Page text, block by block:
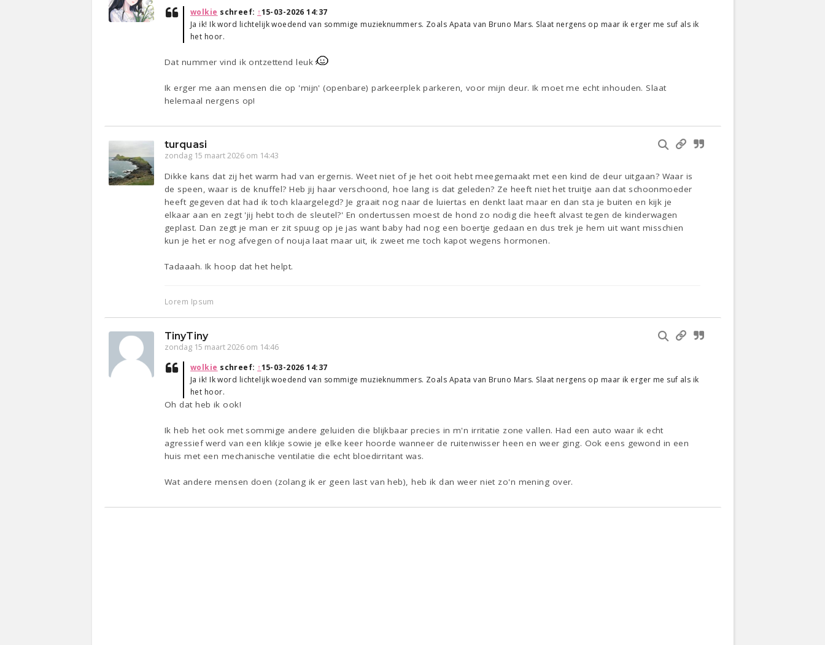
wolkie schreef: ↑15-03-2026 14:37
Ja ik! Ik word lichtelijk woedend van sommige muzieknummers. Zoals Apata van Bruno Mars. Slaat nergens op maar ik erger me suf als ik
het hoor.
Dat nummer vind ik ontzettend leuk
Ik erger me aan mensen die op 'mijn' (openbare) parkeerplek parkeren, voor mijn deur. Ik moet me echt inhouden. Slaat
helemaal nergens op!
turquasi
zondag 15 maart 2026 om 14:43
Dikke kans dat zij het warm had van ergernis. Weet niet of je het ooit hebt meegemaakt met een kind de deur uitgaan? Waar is
de speen, waar is de knuffel? Heb jij haar verschoond, hoe lang is dat geleden? Ze heeft niet het truitje aan dat schoonmoeder
heeft gegeven dat had ik toch klaargelegd? Je graait nog naar de luiertas en denkt laat maar en dan sta je buiten en kijk je
elkaar aan en zegt 'jij hebt toch de sleutel?' En ondertussen moest de hond zo nodig die heeft alvast tegen de kinderwagen
geplast. Dan zegt je man er zit spuug op je jas want baby had nog een boertje gedaan en dus trek je hem uit want misschien
kun je het er nog afvegen of nouja laat maar uit, ik zweet me toch kapot wegens hormonen.
Tadaaah. Ik hoop dat het helpt.
Lorem Ipsum
TinyTiny
zondag 15 maart 2026 om 14:46
wolkie schreef: ↑15-03-2026 14:37
Ja ik! Ik word lichtelijk woedend van sommige muzieknummers. Zoals Apata van Bruno Mars. Slaat nergens op maar ik erger me suf als ik
het hoor.
Oh dat heb ik ook!
Ik heb het ook met sommige andere geluiden die blijkbaar precies in m'n irritatie zone vallen. Had een auto waar ik echt
agressief werd van een klikje sowie je elke keer hoorde wanneer de ruitenwisser heen en weer ging. Ook eens gewond in een
huis met een mechanische ventilatie die echt bloedirritant was.
Wat andere mensen doen (zolang ik er geen last van heb), heb ik dan weer niet zo'n mening over.